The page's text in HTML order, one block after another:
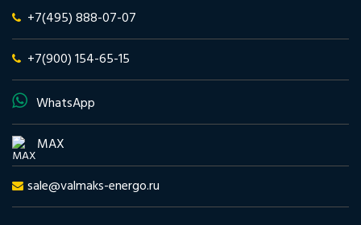
+7(495) 888-07-07
+7(900) 154-65-15
WhatsApp
MAX
sale@valmaks-energo.ru